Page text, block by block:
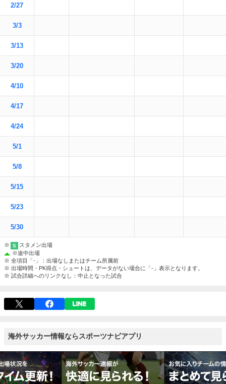
2/27
3/3
3/13
3/20
4/10
4/17
4/24
5/1
5/8
5/15
5/23
5/30
※ S
スタメン出場
※途中出場
※ 全項目「-」：出場なしまたはチーム所属前
※ 出場時間・PK得点・シュートは、データがない場合に「-」表示となります。
※ 試合詳細へのリンクなし：中止となった試合
海外サッカー情報ならスポーツナビアプリ